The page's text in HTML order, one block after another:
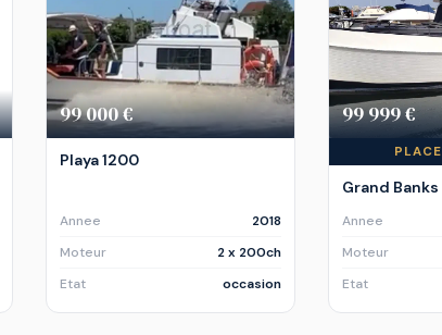
99 000 €
Playa 1200
Annee
2018
Moteur
2 x 200ch
Etat
occasion
99 999 €
Grand
Annee
Moteur
Etat